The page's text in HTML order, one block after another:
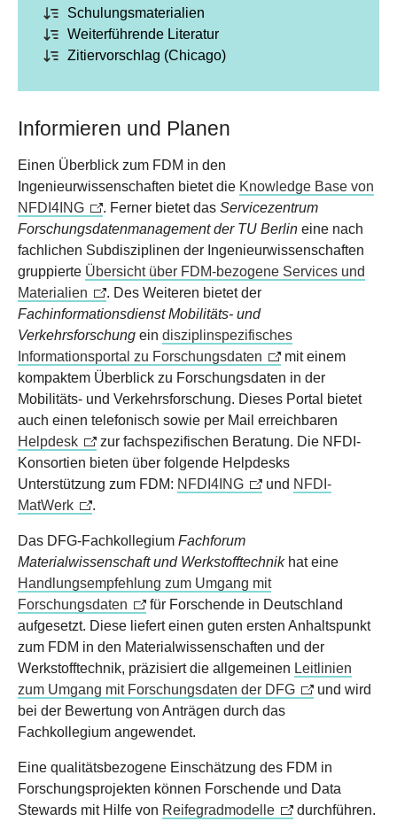
Schulungsmaterialien
Weiterführende Literatur
Zitiervorschlag (Chicago)
Informieren und Planen
Einen Überblick zum FDM in den
Ingenieurwissenschaften bietet die Knowledge Base von
NFDI4ING
. Ferner bietet das Servicezentrum
Forschungsdatenmanagement der TU Berlin eine nach
fachlichen Subdisziplinen der Ingenieurwissenschaften
gruppierte Übersicht über FDM-bezogene Services und
Materialien
. Des Weiteren bietet der
Fachinformationsdienst Mobilitäts- und
Verkehrsforschung ein disziplinspezifisches
Informationsportal zu Forschungsdaten
mit einem
kompaktem Überblick zu Forschungsdaten in der
Mobilitäts- und Verkehrsforschung. Dieses Portal bietet
auch einen telefonisch sowie per Mail erreichbaren
Helpdesk
zur fachspezifischen Beratung. Die NFDI-
Konsortien bieten über folgende Helpdesks
Unterstützung zum FDM: NFDI4ING und NFDI-
MatWerk
.
Das DFG-Fachkollegium Fachforum
Materialwissenschaft und Werkstofftechnik hat eine
Handlungsempfehlung zum Umgang mit
Forschungsdaten
für Forschende in Deutschland
aufgesetzt. Diese liefert einen guten ersten Anhaltspunkt
zum FDM in den Materialwissenschaften und der
Werkstofftechnik, präzisiert die allgemeinen Leitlinien
zum Umgang mit Forschungsdaten der DFG
und wird
bei der Bewertung von Anträgen durch das
Fachkollegium angewendet.
Eine qualitätsbezogene Einschätzung des FDM in
Forschungsprojekten können Forschende und Data
Stewards mit Hilfe von Reifegradmodelle durchführen.